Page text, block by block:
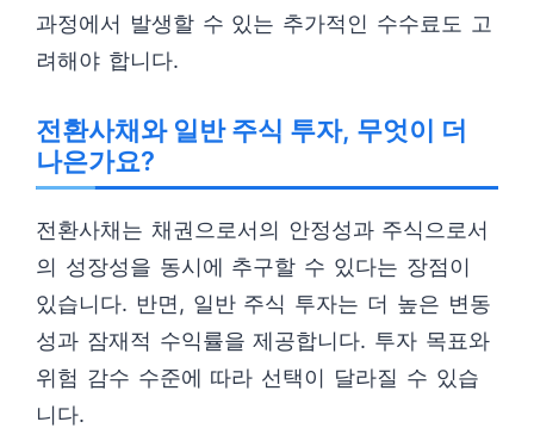
과정에서 발생할 수 있는 추가적인 수수료도 고
려해야 합니다.
전환사채와 일반 주식 투자, 무엇이 더
나은가요?
전환사채는 채권으로서의 안정성과 주식으로서
의 성장성을 동시에 추구할 수 있다는 장점이
있습니다. 반면, 일반 주식 투자는 더 높은 변동
성과 잠재적 수익률을 제공합니다. 투자 목표와
위험 감수 수준에 따라 선택이 달라질 수 있습
니다.